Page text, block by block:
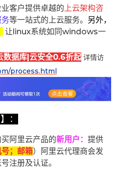
客户提供卓越的 上云架构咨
等一站式的上云服务。 另外，
让linux系统如同windows一
据库|云安全0.6折起 详情访
process.html
】：
阿里云产品的新用户 ： 提供
；邮箱）阿里云代理商会发
注册及认证。